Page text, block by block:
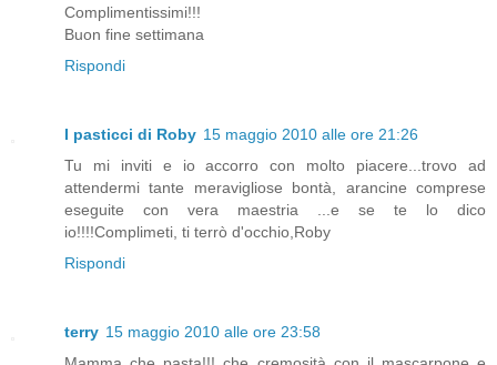
Complimentissimi!!!
Buon fine settimana
Rispondi
I pasticci di Roby 15 maggio 2010 alle ore 21:26
Tu mi inviti e io accorro con molto piacere...trovo ad
attendermi tante meravigliose bontà, arancine comprese
eseguite con vera maestria ...e se te lo dico
io!!!!Complimeti, ti terrò d'occhio,Roby
Rispondi
terry 15 maggio 2010 alle ore 23:58